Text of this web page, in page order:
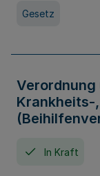
Gesetz
Verordnung
Krankheits-
In Kraft